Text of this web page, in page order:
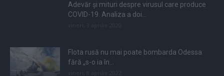
Adevăr și mituri despre virusul care produce
COVID-19. Analiza a doi...
Flota rusă nu mai poate bombarda Odessa
fără „s-o ia în...